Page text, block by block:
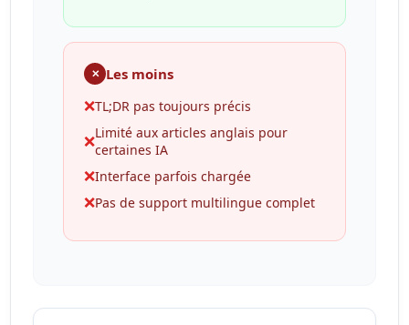
✕ Les moins
❌TL;DR pas toujours précis
❌Limité aux articles anglais pour
certaines IA
❌Interface parfois chargée
❌Pas de support multilingue complet